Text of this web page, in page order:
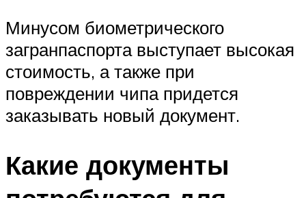
Минусом биометрического
загранпаспорта выступает высокая
стоимость, а также при
повреждении чипа придется
заказывать новый документ.
Какие документы